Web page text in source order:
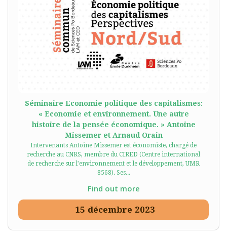
Séminaire Economie politique des capitalismes:
« Economie et environnement. Une autre
histoire de la pensée économique. » Antoine
Missemer et Arnaud Orain
Intervenants Antoine Missemer est économiste, chargé de
recherche au CNRS, membre du CIRED (Centre international
de recherche sur l’environnement et le développement, UMR
8568). Ses...
Find out more
15 décembre 2023